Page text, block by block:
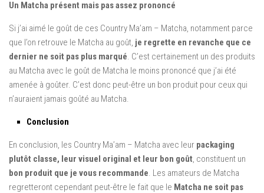
Un Matcha présent mais pas assez prononcé
Si j’ai aimé le goût de ces Country Ma’am – Matcha, notamment parce
que l’on retrouve le Matcha au goût, je regrette en revanche que ce
dernier ne soit pas plus marqué . C’est certainement un des produits
au Matcha avec le goût de Matcha le moins prononcé que j’ai été
amenée à goûter. C’est donc peut-être un bon produit pour ceux qui
n’auraient jamais goûté au Matcha.
Conclusion
En conclusion, les Country Ma’am – Matcha avec leur packaging
plutôt classe, leur visuel original et leur bon goût , constituent un
bon produit que je vous recommande . Les amateurs de Matcha
regretteront cependant peut-être le fait que le Matcha ne soit pas